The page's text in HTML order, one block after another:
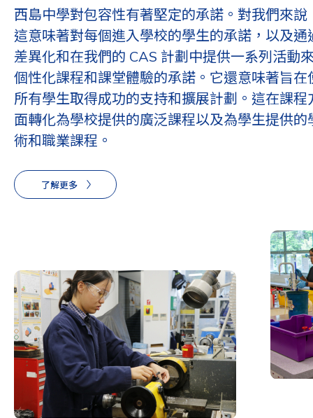
西島中學對包容性有著堅定的承諾。對我們來說
這意味著對每個進入學校的學生的承諾，以及通
差異化和在我們的 CAS 計劃中提供一系列活動
個性化課程和課堂體驗的承諾。它還意味著旨在
所有學生取得成功的支持和擴展計劃。這在課程
面轉化為學校提供的廣泛課程以及為學生提供的
術和職業課程。
了解更多